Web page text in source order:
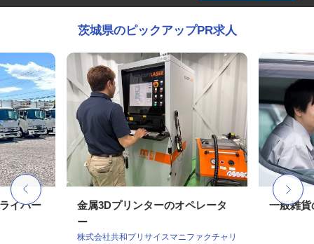
茨城県のピックアップPR求人
イバー
金属3Dプリンターのオペレータ
ー
株式会社共和プリサイスマニファクチャリ
一般雑